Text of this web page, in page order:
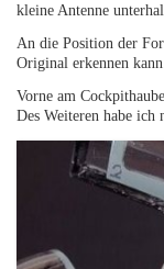
kleine Antenne
An die Position der
Original erkennen
Vorne am
Des Weiteren habe